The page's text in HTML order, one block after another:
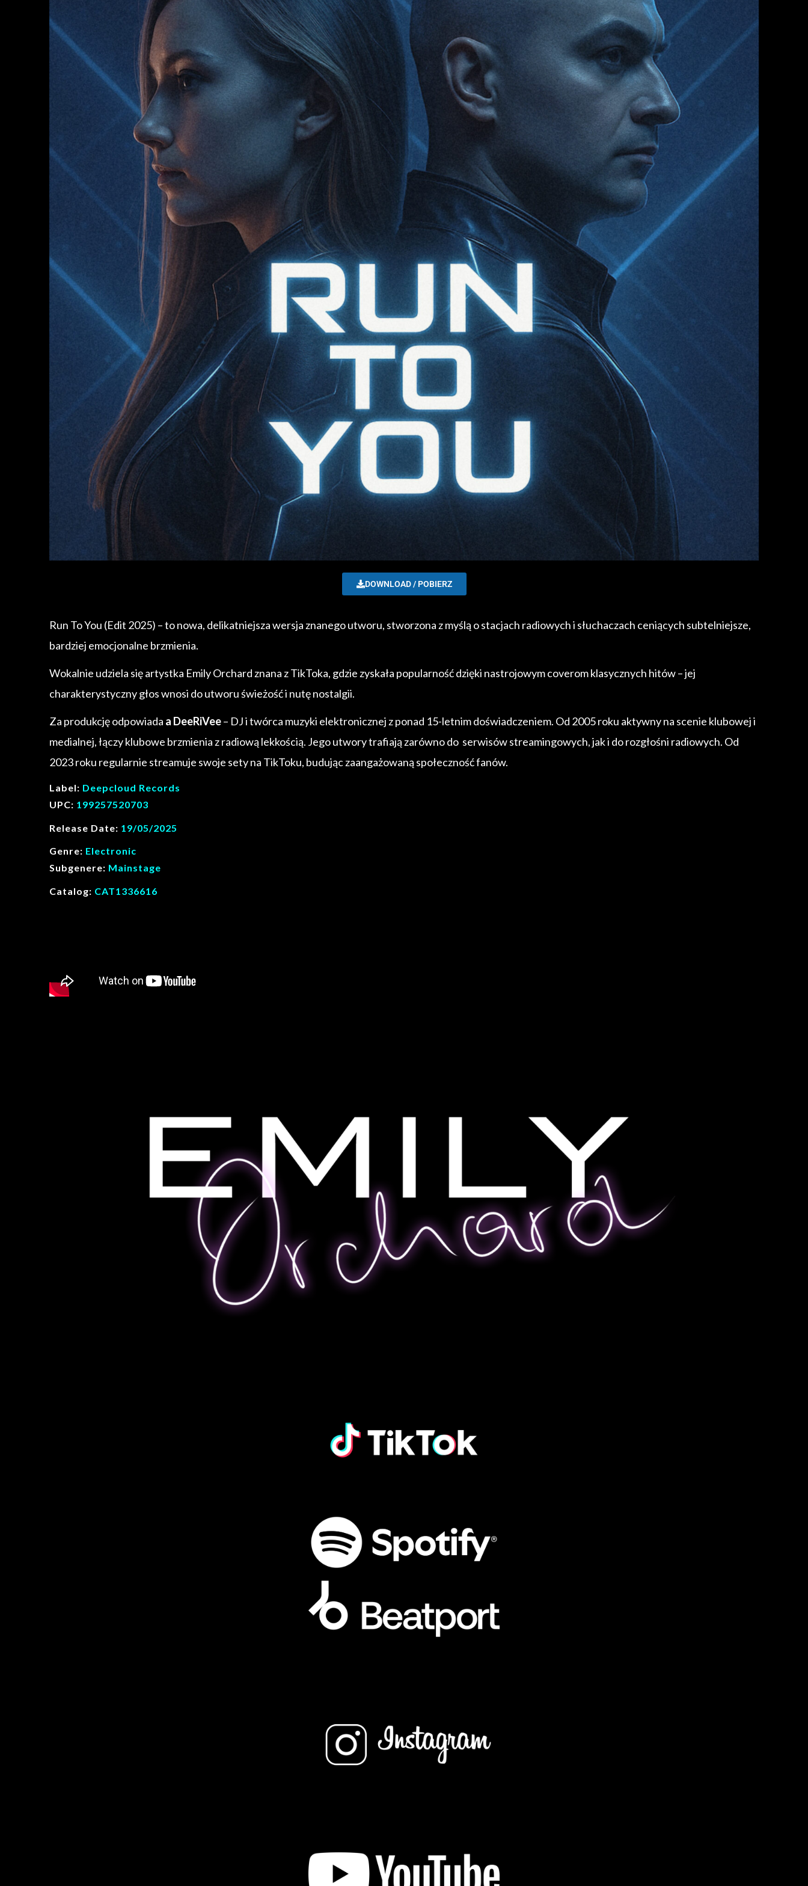
DOWNLOAD / POBIERZ
Run To You (Edit 2025) – to nowa, delikatniejsza wersja znanego utworu, stworzona z myślą o stacjach radiowych i słuchaczach ceniących subtelniejsze,
bardziej emocjonalne brzmienia.
Wokalnie udziela się artystka Emily Orchard znana z TikToka, gdzie zyskała popularność dzięki nastrojowym coverom klasycznych hitów – jej
charakterystyczny głos wnosi do utworu świeżość i nutę nostalgii.
Za produkcję odpowiada a DeeRiVee– DJ i twórca muzyki elektronicznej z ponad 15-letnim doświadczeniem. Od 2005 roku aktywny na scenie klubowej i
medialnej, łączy klubowe brzmienia z radiową lekkością. Jego utwory trafiają zarówno do serwisów streamingowych, jak i do rozgłośni radiowych. Od
2023 roku regularnie streamuje swoje sety na TikToku, budując zaangażowaną społeczność fanów.
Label: Deepcloud Records
UPC: 199257520703
Release Date: 19/05/2025
Genre: Electronic
Subgenere: Mainstage
Catalog: CAT1336616